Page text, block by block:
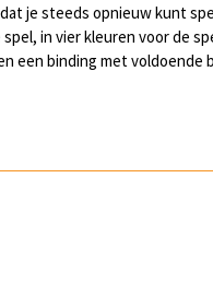
je steeds opnieuw kunt
in vier kleuren voor de
een binding met voldoende